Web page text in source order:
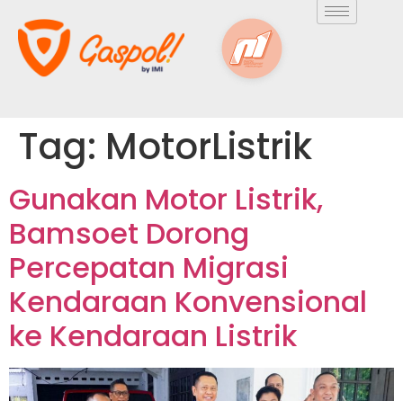
Tag: MotorListrik
Gunakan Motor Listrik,
Bamsoet Dorong
Percepatan Migrasi
Kendaraan Konvensional
ke Kendaraan Listrik